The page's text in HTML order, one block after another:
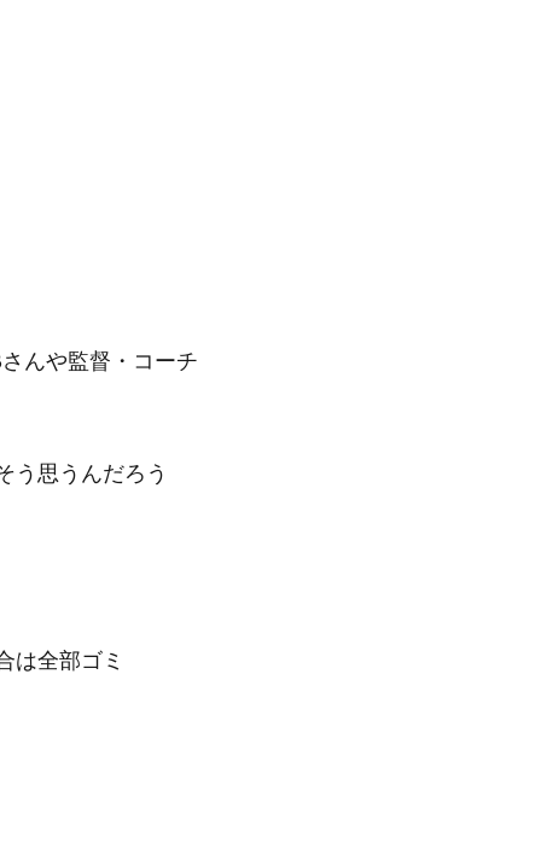
んや監督・コーチ
う思うんだろう
は全部ゴミ